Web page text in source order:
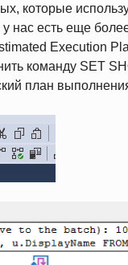
которые
нас есть еще
Execution
команду SET
план